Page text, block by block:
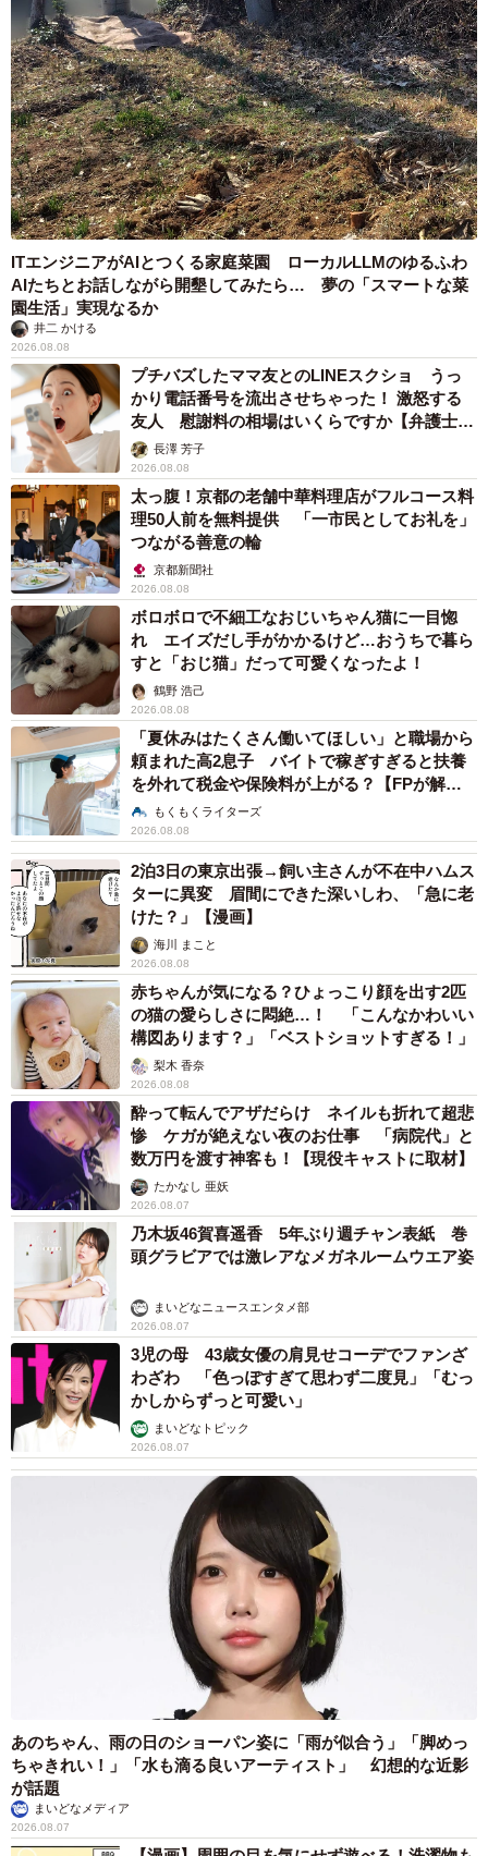
ITエンジニアがAIとつくる家庭菜園 ローカルLLMのゆるふわ
AIたちとお話しながら開墾してみたら… 夢の「スマートな菜
園生活」実現なるか
井二 かける
2026.08.08
プチバズしたママ友とのLINEスクショ うっ
かり電話番号を流出させちゃった！ 激怒する
友人 慰謝料の相場はいくらですか【弁護士が
解説】長澤 芳子
2026.08.08
太っ腹！京都の老舗中華料理店がフルコース料
理50人前を無料提供 「一市民としてお礼を」
つながる善意の輪
京都新聞社
2026.08.08
ボロボロで不細工なおじいちゃん猫に一目惚
れ エイズだし手がかかるけど…おうちで暮ら
すと「おじ猫」だって可愛くなったよ！
鶴野 浩己
2026.08.08
「夏休みはたくさん働いてほしい」と職場から
頼まれた高2息子 バイトで稼ぎすぎると扶養
を外れて税金や保険料が上がる？【FPが解
説】もくもくライターズ
2026.08.08
2泊3日の東京出張→飼い主さんが不在中ハムス
ターに異変 眉間にできた深いしわ、「急に老
けた？」【漫画】
海川 まこと
2026.08.08
赤ちゃんが気になる？ひょっこり顔を出す2匹
の猫の愛らしさに悶絶…！ 「こんなかわいい
構図あります？」「ベストショットすぎる！」
梨木 香奈
2026.08.08
酔って転んでアザだらけ ネイルも折れて超悲
惨 ケガが絶えない夜のお仕事 「病院代」と
数万円を渡す神客も！【現役キャストに取材】
たかなし 亜妖
2026.08.07
乃木坂46賀喜遥香 5年ぶり週チャン表紙 巻
頭グラビアでは激レアなメガネルームウエア姿
まいどなニュースエンタメ部
2026.08.07
3児の母 43歳女優の肩見せコーデでファンざ
わざわ 「色っぽすぎて思わず二度見」「むっ
かしからずっと可愛い」
まいどなトピック
2026.08.07
あのちゃん、雨の日のショーパン姿に「雨が似合う」「脚めっ
ちゃきれい！」「水も滴る良いアーティスト」 幻想的な近影
が話題
まいどなメディア
2026.08.07